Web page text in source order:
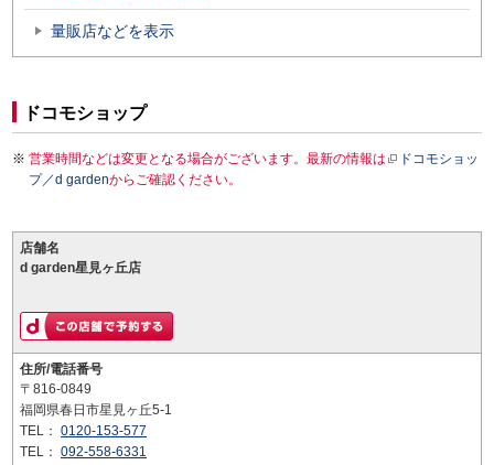
量販店などを表示
ドコモショップ
営業時間などは変更となる場合がございます。最新の情報は
ドコモショッ
プ／d gardenからご確認ください。
店舗名
d garden星見ヶ丘店
住所/電話番号
〒816-0849
福岡県春日市星見ヶ丘5-1
TEL： 0120-153-577
TEL： 092-558-6331